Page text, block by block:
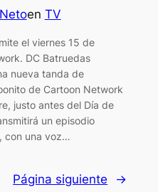
en TV
el viernes 15 de
DC Batruedas
nueva tanda de
de Cartoon Network
justo antes del Día de
un episodio
con una voz…
Página siguiente →